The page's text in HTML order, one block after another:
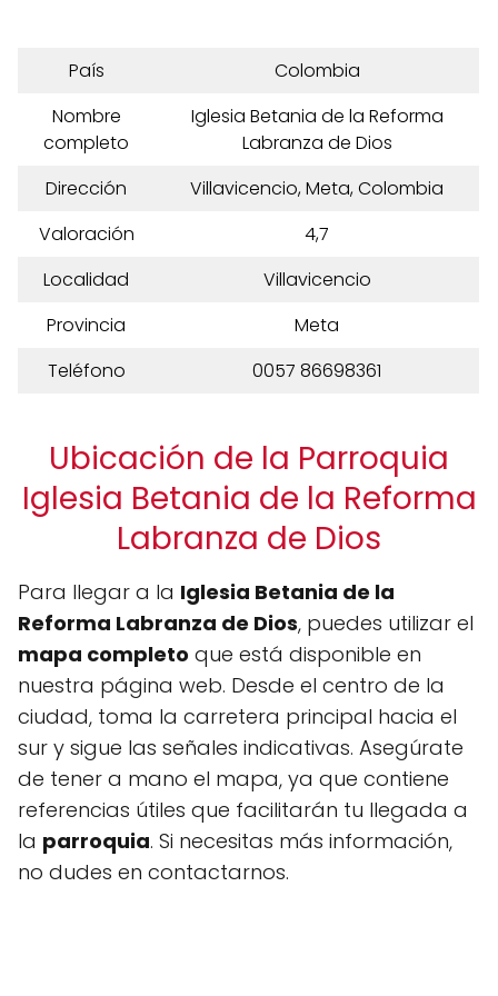
País
Colombia
Nombre
completo
Iglesia Betania de la Reforma
Labranza de Dios
Dirección
Villavicencio, Meta, Colombia
Valoración
4,7
Localidad
Villavicencio
Provincia
Meta
Teléfono
0057 86698361
Ubicación de la Parroquia
Iglesia Betania de la Reforma
Labranza de Dios
Para llegar a la Iglesia Betania de la
Reforma Labranza de Dios, puedes utilizar el
mapa completo que está disponible en
nuestra página web. Desde el centro de la
ciudad, toma la carretera principal hacia el
sur y sigue las señales indicativas. Asegúrate
de tener a mano el mapa, ya que contiene
referencias útiles que facilitarán tu llegada a
la parroquia. Si necesitas más información,
no dudes en contactarnos.